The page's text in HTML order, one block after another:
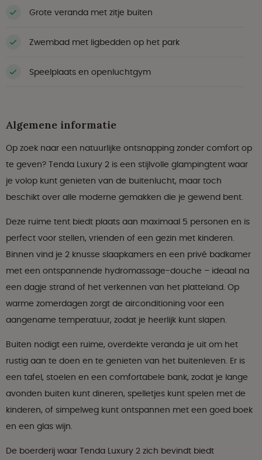
Grote veranda met zitje buiten
Zwembad met ligbedden op het park
Speelplaats en openluchtgym
Algemene informatie
Op zoek naar een natuurlijke ontsnapping zonder comfort op
te geven? Tenda Luxury 2 is een stijlvolle glampingtent waar
je volop kunt genieten van de buitenlucht, maar toch
beschikt over alle moderne gemakken die je gewend bent.
Deze ruime tent biedt plaats aan maximaal 5 personen en is
perfect voor stellen, vrienden of een gezin met kinderen.
Binnen vind je 2 knusse slaapkamers en een privé badkamer
met een ontspannende hydromassage-douche – ideaal na
een dagje strand of het verkennen van het platteland. Op
warme zomerdagen zorgt de airconditioning voor een
aangename temperatuur, zodat je heerlijk kunt slapen.
Buiten nodigt een ruime, overdekte veranda je uit om het
rustig aan te doen en te genieten van het buitenleven. Er is
een tafel, stoelen en een comfortabele bank, zodat je lange
avonden buiten kunt dineren, spelletjes kunt spelen met de
kinderen, of simpelweg kunt ontspannen met een goed boek
en een glas wijn.
De boerderij waar Tenda Luxury 2 zich bevindt biedt